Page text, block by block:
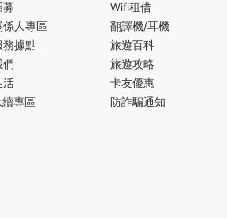
募
係人專區
務據點
們
活
續專區
Wifi租借
翻譯機/耳機
旅遊百科
旅遊攻略
卡友優惠
防詐騙通知